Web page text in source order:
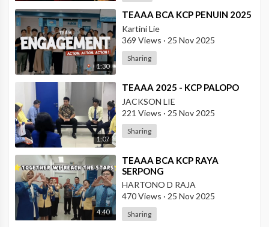
1:30
⁣TEAAA BCA KCP PENUIN 2025
Kartini Lie
369 Views · 25 Nov 2025
Sharing
1:07
⁣TEAAA 2025 - KCP PALOPO
JACKSON LIE
221 Views · 25 Nov 2025
Sharing
4:40
⁣TEAAA BCA KCP RAYA
SERPONG
HARTONO D RAJA
470 Views · 25 Nov 2025
Sharing